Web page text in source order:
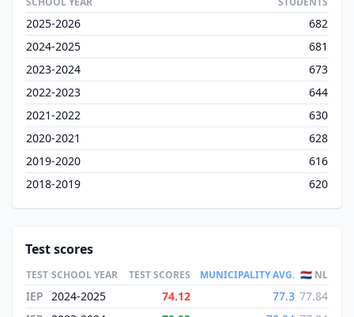
2025-2026
682
2024-2025
681
2023-2024
673
2022-2023
644
2021-2022
630
2020-2021
628
2019-2020
616
2018-2019
620
Test scores
TEST SCHOOL YEAR TEST SCORES MUNICIPALITY AVG. 🇳🇱 NL
IEP 2024-2025 74.12 77.3 77.84